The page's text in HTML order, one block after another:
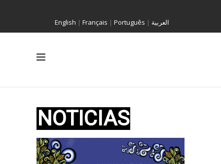
English | Français | Português | العربية